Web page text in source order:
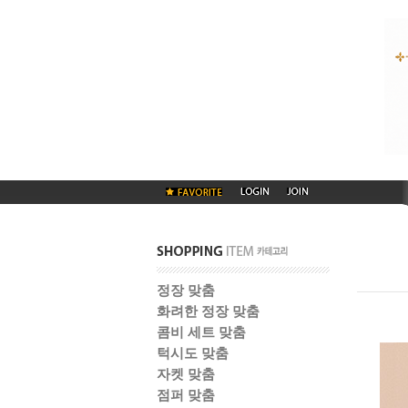
정장 맞춤
화려한 정장 맞춤
콤비 세트 맞춤
턱시도 맞춤
자켓 맞춤
점퍼 맞춤